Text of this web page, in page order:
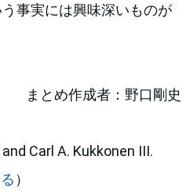
事実には興味深いものが
まとめ作成者：野口剛史
Carl A. Kukkonen III.
）